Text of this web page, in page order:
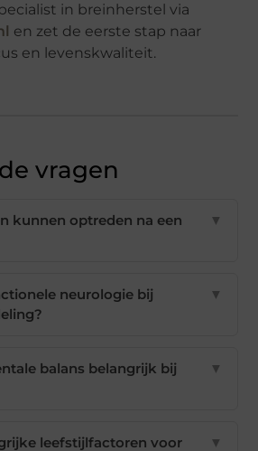
in breinherstel via
en zet de eerste stap naar
en levenskwaliteit.
vragen
kunnen optreden na een
▼
neurologie bij
▼
balans belangrijk bij
▼
leefstijlfactoren voor ▼